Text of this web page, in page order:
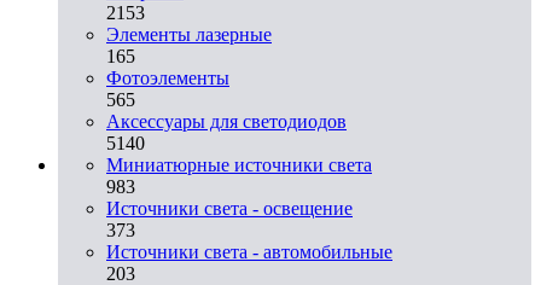
2153
Элементы лазерные
165
Фотоэлементы
565
Аксессуары для светодиодов
5140
Миниатюрные источники света
983
Источники света - освещение
373
Источники света - автомобильные
203